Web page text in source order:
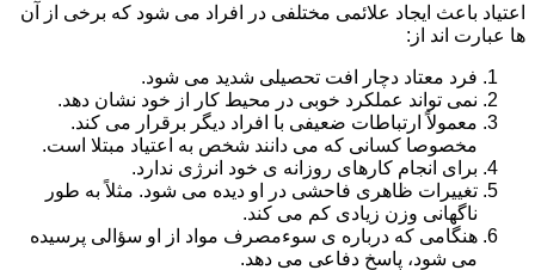
اعتیاد باعث ایجاد علائمی مختلفی در افراد می شود که برخی از آن
ها عبارت اند از:
فرد معتاد دچار افت تحصیلی شدید می شود.
نمی تواند عملکرد خوبی در محیط کار از خود نشان دهد.
معمولاً ارتباطات ضعیفی با افراد دیگر برقرار می کند.
مخصوصا کسانی که می دانند شخص به اعتیاد مبتلا است.
برای انجام کارهای روزانه ی خود انرژی ندارد.
تغییرات ظاهری فاحشی در او دیده می شود. مثلاً به طور
ناگهانی وزن زیادی کم می کند.
هنگامی که درباره ی سوءمصرف مواد از او سؤالی پرسیده
می شود، پاسخ دفاعی می دهد.